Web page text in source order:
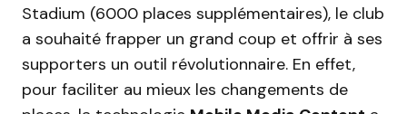
Stadium (6000 places supplémentaires), le club
a souhaité frapper un grand coup et offrir à ses
supporters un outil révolutionnaire. En effet,
pour faciliter au mieux les changements de